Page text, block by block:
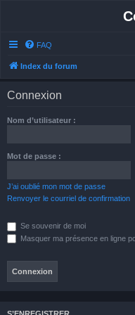
FAQ
Index du forum
Connexion
Nom d’utilisateur :
Mot de passe :
J’ai oublié mon mot de passe
Renvoyer le courriel de confirmation
Se souvenir de moi
Masquer ma présence en ligne